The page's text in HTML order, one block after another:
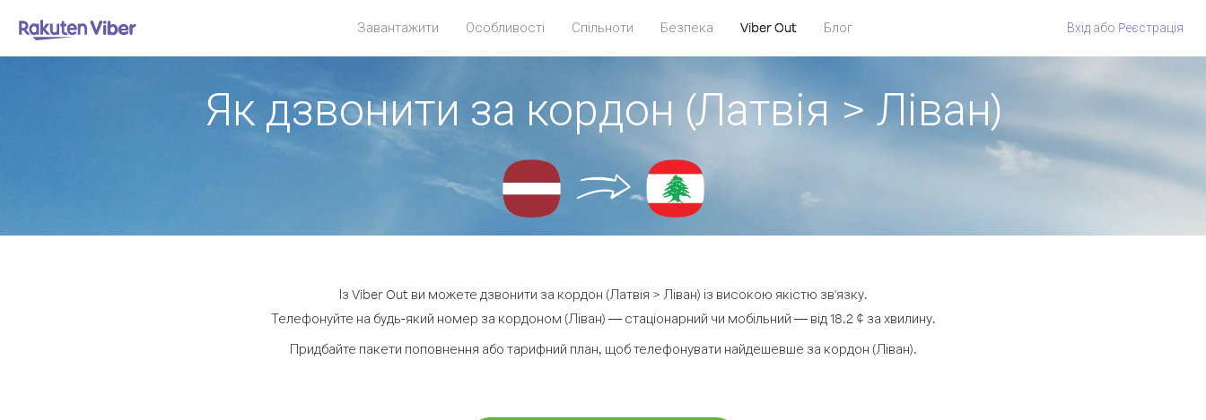
Завантажити Особливості Спільноти Безпека Viber Out Блог Вхід або Pеєстрація
Як дзвонити за кордон (Латвія > Ліван)
Із Viber Out ви можете дзвонити за кордон (Латвія > Ліван) із високою якістю зв'язку.
Телефонуйте на будь-який номер за кордоном (Ліван) — стаціонарний чи мобільний — від 18.2 ¢ за хвилину.
Придбайте пакети поповнення або тарифний план, щоб телефонувати найдешевше за кордон (Ліван).